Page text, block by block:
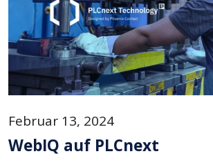
Februar 13, 2024
WebIQ auf PLCnext